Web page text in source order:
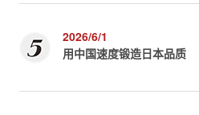
2026/6/1
用中国速度锻造日本品质